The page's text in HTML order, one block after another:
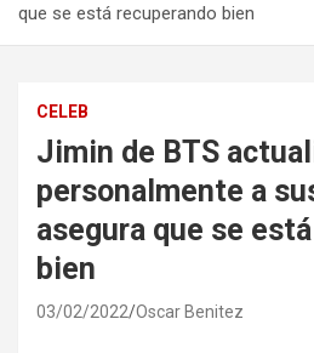
que se está recuperando bien
CELEB
Jimin de BTS
personalmente a
asegura que se
bien
03/02/2022 Oscar Benitez